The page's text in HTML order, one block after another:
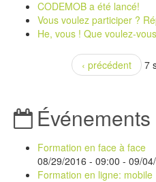
CODEMOB a été lancé!
Vous voulez participer ?
He, vous ! Que voulez-
‹ précédent 7
Événements
Formation en face à face
08/29/2016 - 09:00 - 09/
Formation en ligne: mobile